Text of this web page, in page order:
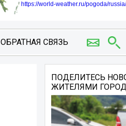
https://world-weather.ru/pogoda/
ОБРАТНАЯ СВЯЗЬ
ПОДЕЛИТЕСЬ
ЖИТЕЛЯМИ